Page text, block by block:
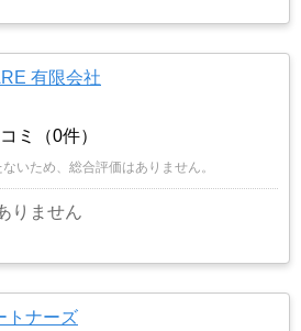
有限会社
ミ（0件）
いため、総合評価はありません。
りません
トナーズ